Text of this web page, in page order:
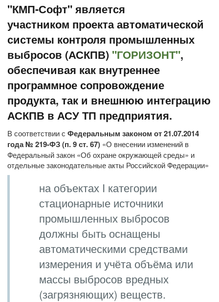
"КМП-Софт" является
участником проекта автоматической
системы контроля промышленных
выбросов (АСКПВ) "ГОРИЗОНТ",
обеспечивая как внутреннее
программное сопровождение
продукта, так и внешнюю интеграцию
АСКПВ в АСУ ТП предприятия.
В соответствии с Федеральным законом от 21.07.2014
года № 219-ФЗ (п. 9 ст. 67) «О внесении изменений в
Федеральный закон «Об охране окружающей среды» и
отдельные законодательные акты Российской Федерации»
на объектах I категории
стационарные источники
промышленных выбросов
должны быть оснащены
автоматическими средствами
измерения и учёта объёма или
массы выбросов вредных
(загрязняющих) веществ.